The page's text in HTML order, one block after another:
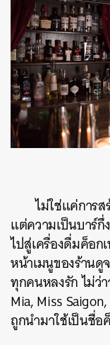
ไม่ใช่แค่การส
แต่ความเป็นบาร์
ไปสู่เครื่องดื่มค็อก
หน้าเมนูของร้านดู
ทุกคนหลงรัก ไม่ว่
Mia, Miss
ถูกนำมาใช้เป็นชื่